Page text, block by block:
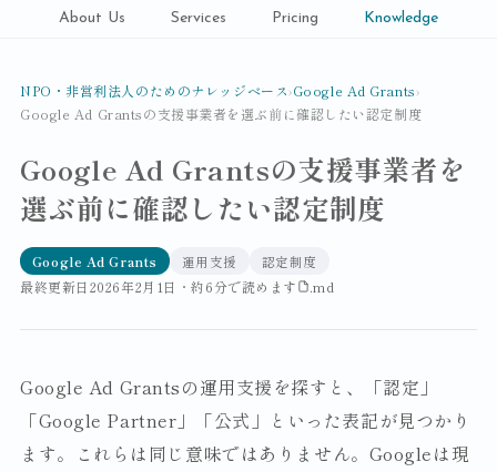
About Us Services Pricing Knowledge
NPO・非営利法人のためのナレッジベース›Google Ad Grants›
Google Ad Grantsの支援事業者を選ぶ前に確認したい認定制度
Google Ad Grantsの支援事業者を
選ぶ前に確認したい認定制度
Google Ad Grants 運用支援 認定制度
最終更新日2026年2月1日 ・約6分で読めます .md
Google Ad Grantsの運用支援を探すと、「認定」
「Google Partner」「公式」といった表記が見つかり
ます。これらは同じ意味ではありません。Googleは現